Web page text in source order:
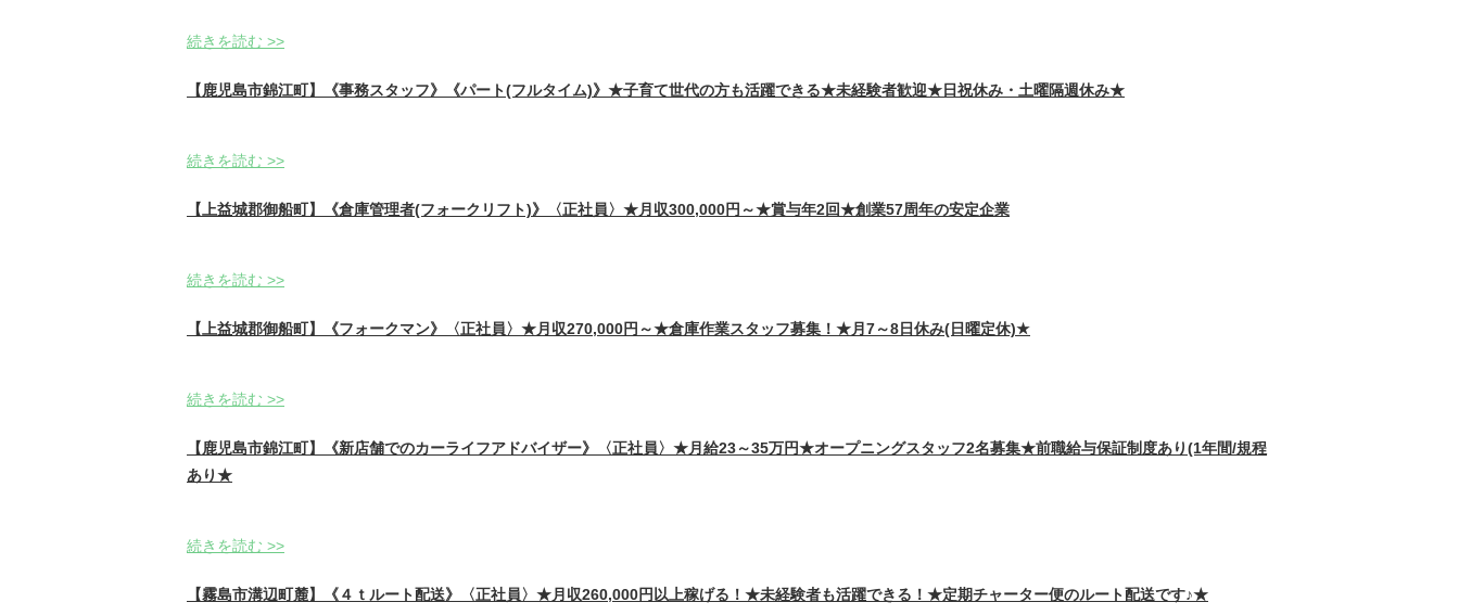
続きを読む >>
【鹿児島市錦江町】《事務スタッフ》《パート(フルタイム)》★子育て世代の方も活躍できる★未経験者歓迎★日祝休み・土曜隔週休み★
続きを読む >>
【上益城郡御船町】《倉庫管理者(フォークリフト)》〈正社員〉★月収300,000円～★賞与年2回★創業57周年の安定企業
続きを読む >>
【上益城郡御船町】《フォークマン》〈正社員〉★月収270,000円～★倉庫作業スタッフ募集！★月7～8日休み(日曜定休)★
続きを読む >>
【鹿児島市錦江町】《新店舗でのカーライフアドバイザー》〈正社員〉★月給23～35万円★オープニングスタッフ2名募集★前職給与保証制度あり(1年間/規程
あり★
続きを読む >>
【霧島市溝辺町麓】《４ｔルート配送》〈正社員〉★月収260,000円以上稼げる！★未経験者も活躍できる！★定期チャーター便のルート配送です♪★